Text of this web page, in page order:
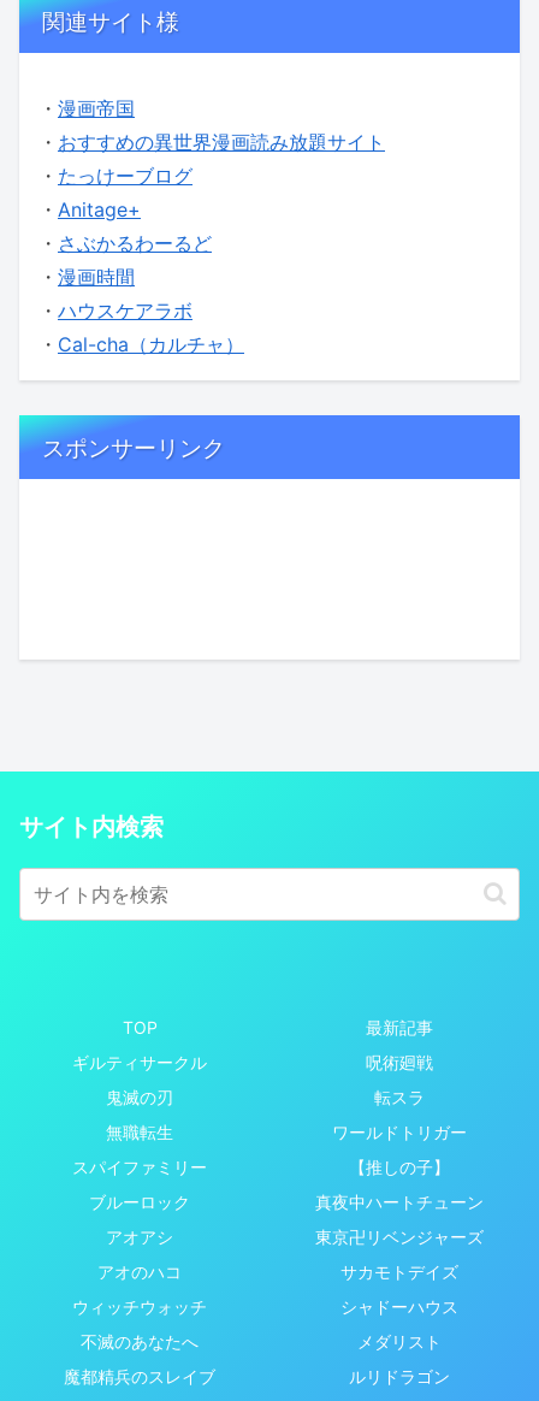
関連サイト様
・ 漫画帝国
・ おすすめの異世界漫画読み放題サイト
・ たっけーブログ
・ Anitage+
・ さぶかるわーるど
・ 漫画時間
・ ハウスケアラボ
・ Cal-cha（カルチャ）
スポンサーリンク
サイト内検索
TOP
最新記事
ギルティサークル
呪術廻戦
鬼滅の刃
転スラ
無職転生
ワールドトリガー
スパイファミリー
【推しの子】
ブルーロック
真夜中ハートチューン
アオアシ
東京卍リベンジャーズ
アオのハコ
サカモトデイズ
ウィッチウォッチ
シャドーハウス
不滅のあなたへ
メダリスト
魔都精兵のスレイブ
ルリドラゴン